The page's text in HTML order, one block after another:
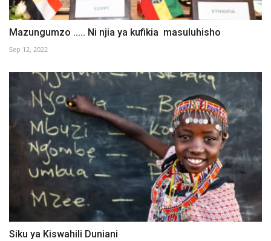
Mazungumzo ..... Ni njia ya kufikia masuluhisho
Sep 12, 2022
Siku ya Kiswahili Duniani